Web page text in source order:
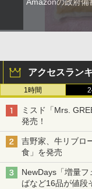
Amazonの政府備
アクセスラン
1時間
ミスド「Mrs.
発売！
吉野家、牛リブロ
食」を発売
NewDays「増量
ばなど16品が値段